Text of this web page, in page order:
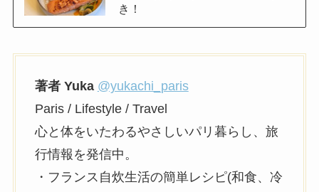
き！
著者 Yuka @yukachi_paris
Paris / Lifestyle / Travel
心と体をいたわるやさしいパリ暮らし、旅
行情報を発信中。
・フランス自炊生活の簡単レシピ(和食、冷